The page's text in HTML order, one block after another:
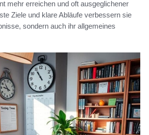
mehr erreichen und oft ausgeglichener
Ziele und klare Abläufe verbessern sie
sondern auch ihr allgemeines